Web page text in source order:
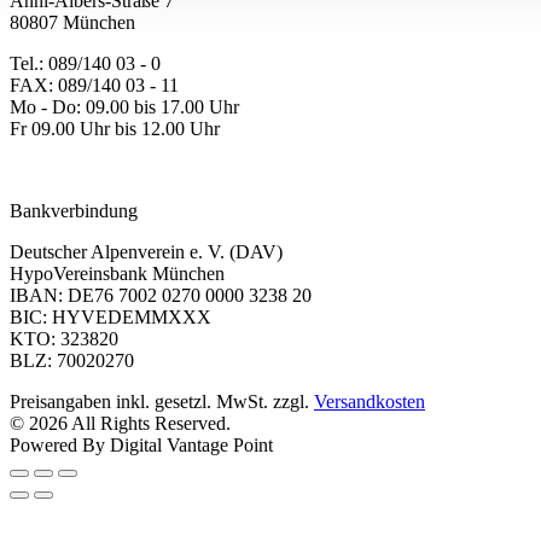
80807 München
Tel.: 089/140 03 - 0
FAX: 089/140 03 - 11
Mo - Do: 09.00 bis 17.00 Uhr
Fr 09.00 Uhr bis 12.00 Uhr
Bankverbindung
Deutscher Alpenverein e. V. (DAV)
HypoVereinsbank München
IBAN: DE76 7002 0270 0000 3238 20
BIC: HYVEDEMMXXX
KTO: 323820
BLZ: 70020270
Preisangaben inkl. gesetzl. MwSt. zzgl. Versandkosten
© 2026 All Rights Reserved.
Powered By Digital Vantage Point